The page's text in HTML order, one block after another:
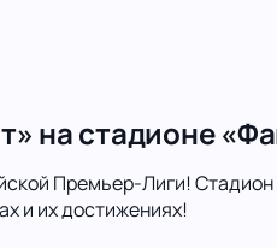
на стадионе
Премьер-Лиги! Стадион
и их достижениях!